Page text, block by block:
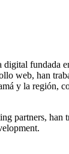
digital fundada
web, han
y la región,
partners, han